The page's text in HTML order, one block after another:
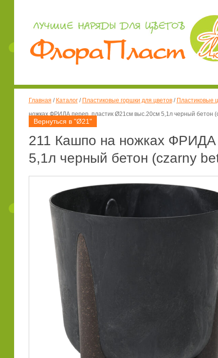
Главная / Каталог/ Пластиковые горшки для цветов/ Пластиковые
ножках ФРИДА перер. пластик Ø21см выс.20см 5,1л черный бетон
Вернуться в "Ø21"
211 Кашпо на ножках
5,1л черный бетон (czarny